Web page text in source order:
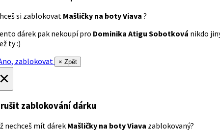
si zablokovat Mašličky na boty Viava ?
dárek pak nekoupí pro Dominika Atigu Sobotková nikdo
ty :)
zablokovat
× Zpět
zablokování dárku
nechceš mít dárek Mašličky na boty Viava zablokovaný?